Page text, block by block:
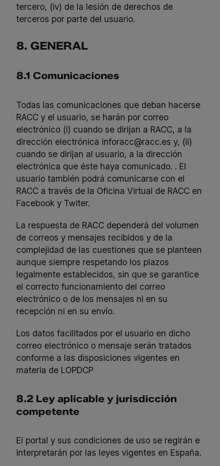
tercero, (iv) de la lesión de derechos de
terceros por parte del usuario.
8. GENERAL
8.1 Comunicaciones
Todas las comunicaciones que deban hacerse
RACC y el usuario, se harán por correo
electrónico (i) cuando se dirijan a RACC, a la
dirección electrónica inforacc@racc.es y, (ii)
cuando se dirijan al usuario, a la dirección
electrónica que éste haya comunicado. . El
usuario también podrá comunicarse con el
RACC a través de la Oficina Virtual de RACC en
Facebook y Twiter.
La respuesta de RACC dependerá del volumen
de correos y mensajes recibidos y de la
complejidad de las cuestiones que se planteen
aunque siempre respetando los plazos
legalmente establecidos, sin que se garantice
el correcto funcionamiento del correo
electrónico o de los mensajes ni en su
recepción ni en su envío.
Los datos facilitados por el usuario en dicho
correo electrónico o mensaje serán tratados
conforme a las disposiciones vigentes en
materia de LOPDCP
8.2 Ley aplicable y jurisdicción
competente
El portal y sus condiciones de uso se regirán e
interpretarán por las leyes vigentes en España.